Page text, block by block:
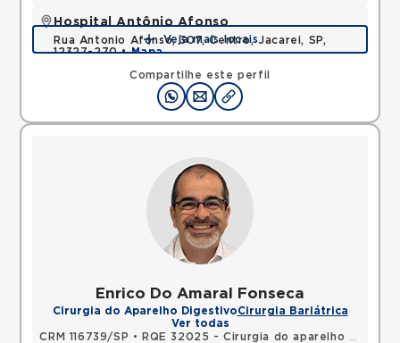
Compartilhe este perfil
Hospital Antônio Afonso
Rua Antonio Afonso, 307, Centro, Jacarei, SP,
12327-270 •Mapa
Veja mais locais
Enrico Do Amaral Fonseca
Cirurgia do Aparelho DigestivoCirurgia Bariátrica
Ver todas
CRM 116739/SP •
RQE 32025 - Cirurgia do aparelho digestivo